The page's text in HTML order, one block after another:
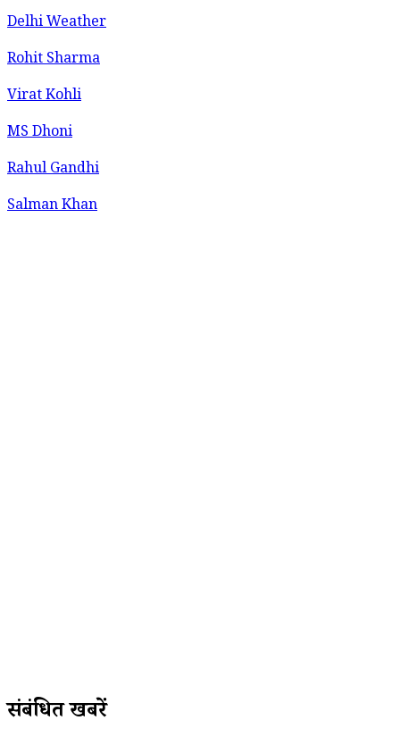
Delhi Weather
Rohit Sharma
Virat Kohli
MS Dhoni
Rahul Gandhi
Salman Khan
संबंधित खबरें